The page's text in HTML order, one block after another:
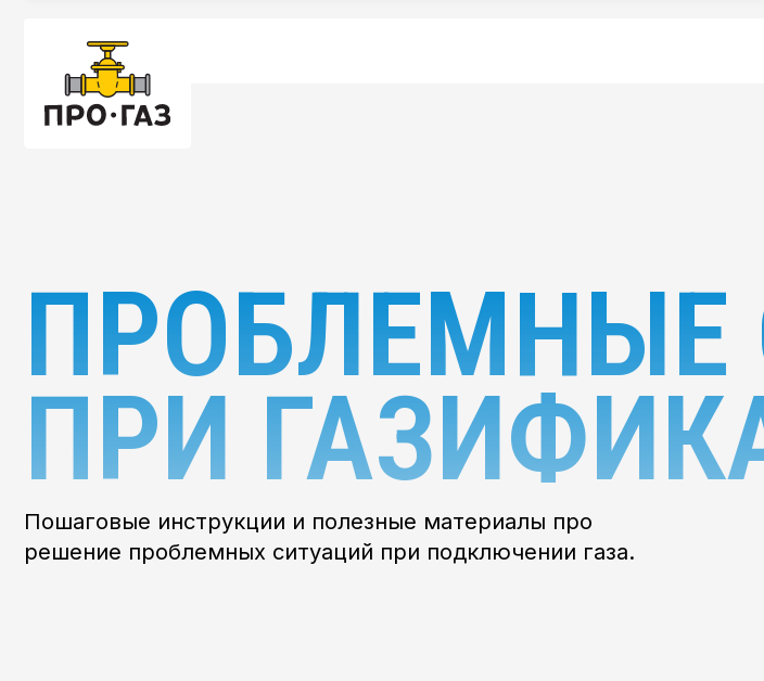
ПРОБЛЕМНЫЕ
ПРИ
Пошаговые инструкции и полезные материалы про